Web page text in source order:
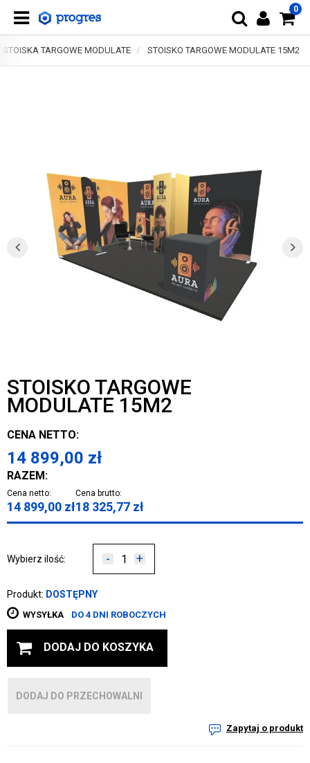
0
TARGOWE MODULATE STOISKO TARGOWE MODULATE 15M2
STOISKO TARGOWE
MODULATE 15M2
CENA NETTO:
14 899,00 zł
RAZEM:
Cena netto:
14 899,00 zł
Cena brutto:
18 325,77 zł
Wybierz ilość: - +
Produkt: DOSTĘPNY
WYSYŁKA DO 4 DNI ROBOCZYCH
DODAJ DO KOSZYKA
DODAJ DO PRZECHOWALNI
Zapytaj o produkt